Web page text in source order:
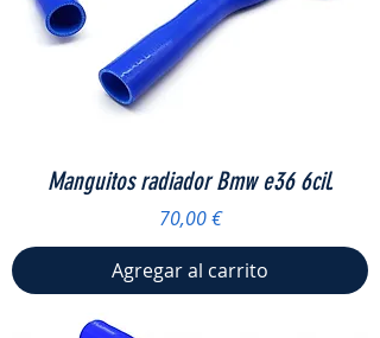
Manguitos radiador Bmw e36 6cil.
Precio
70,00 €
Agregar al carrito